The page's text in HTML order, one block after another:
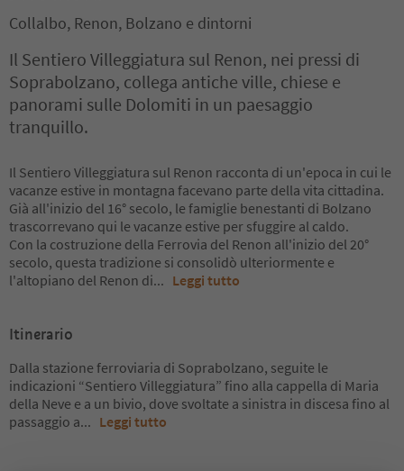
Collalbo, Renon, Bolzano e dintorni
Il Sentiero Villeggiatura sul Renon, nei pressi di
Soprabolzano, collega antiche ville, chiese e
panorami sulle Dolomiti in un paesaggio
tranquillo.
Il Sentiero Villeggiatura sul Renon racconta di un'epoca in cui le
vacanze estive in montagna facevano parte della vita cittadina.
Già all'inizio del 16° secolo, le famiglie benestanti di Bolzano
trascorrevano qui le vacanze estive per sfuggire al caldo.
Con la costruzione della Ferrovia del Renon all'inizio del 20°
secolo, questa tradizione si consolidò ulteriormente e
l'altopiano del Renon di... Leggi tutto
Itinerario
Dalla stazione ferroviaria di Soprabolzano, seguite le
indicazioni “Sentiero Villeggiatura” fino alla cappella di Maria
della Neve e a un bivio, dove svoltate a sinistra in discesa fino al
passaggio a... Leggi tutto